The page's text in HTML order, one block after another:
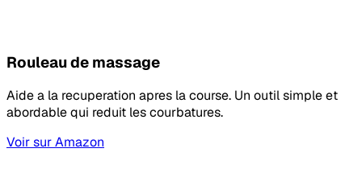
Rouleau de massage
Aide a la recuperation apres la course. Un outil simple et
abordable qui reduit les courbatures.
Voir sur Amazon